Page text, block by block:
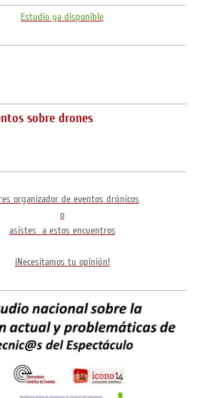
Estudio ya disponible
sobre drones
organizador de eventos drónicos
o
asistes a estos encuentros
¡Necesitamos tu opinión!